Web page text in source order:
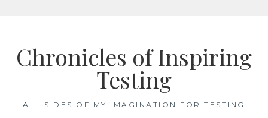
content
Chronicles of Inspiring
Testing
ALL SIDES OF MY IMAGINATION FOR TESTING